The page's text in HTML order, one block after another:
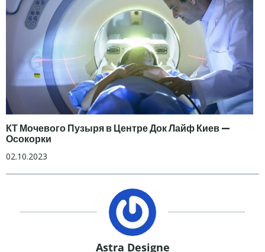
КТ Мочевого Пузыря в Центре Док Лайф Киев —
Осокорки
02.10.2023
Astra Designe